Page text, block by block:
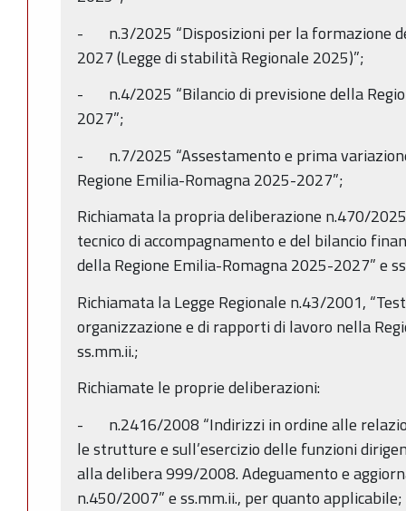
- n.3/2025 “Disposizioni per la formazione
2027 (Legge di stabilità Regionale 2025)”;
- n.4/2025 “Bilancio di previsione della
2027”;
- n.7/2025 “Assestamento e prima
Regione Emilia-Romagna 2025-2027”;
Richiamata la propria deliberazione n.470/
tecnico di accompagnamento e del bilancio
della Regione Emilia-Romagna 2025-2027” e
Richiamata la Legge Regionale n.43/2001,
organizzazione e di rapporti di lavoro nella
ss.mm.ii.;
Richiamate le proprie deliberazioni:
- n.2416/2008 “Indirizzi in ordine alle
le strutture e sull’esercizio delle funzioni
alla delibera 999/2008. Adeguamento e
n.450/2007” e ss.mm.ii., per quanto applicabile;